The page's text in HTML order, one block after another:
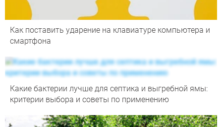
Как поставить ударение на клавиатуре компьютера и
смартфона
Какие бактерии лучше для септика и выгребной ямы:
критерии выбора и советы по применению